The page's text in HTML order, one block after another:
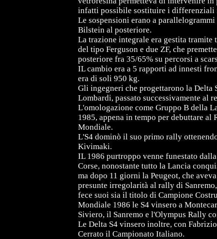
infatti possibile sostituire i differenziali
Le sospensioni erano a
Bilstein al posteriore.
La trazione integrale era gestita
del tipo Ferguson e due ZF, che
posteriore fra 35/65% su percorsi a
IL cambio era a 5 rapporti ad innesti
era di soli 950 kg.
Gli ingegneri che progettarono la
Lombardi, passato successivamente al
L'omologazione come Gruppo B della
1985, appena in tempo per debuttare
Mondiale.
L'S4 dominò il suo primo rally
Kivimaki.
IL 1986 purtroppo venne funestato
Corse, nonostante tutto la Lancia
ma dopo 11 giorni la Peugeot, che
presunte irregolarità al rally di
fece suoi sia il titolo di Campione
Mondiale 1986 le S4 vinsero a
Siviero, il Sanremo e l'Olympus Rally
Le Delta S4 vinsero inoltre, con
Cerrato il Campionato Italiano.